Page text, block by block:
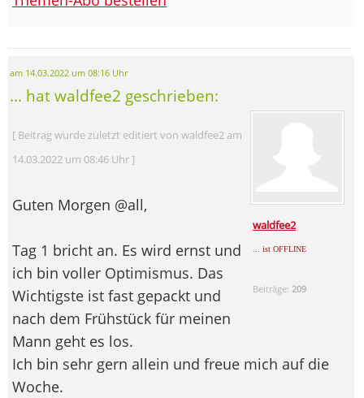
am 14.03.2022 um 08:16 Uhr
... hat waldfee2 geschrieben:
waldfee2
... ist OFFLINE
Beiträge: 209
[ Beitrag wurde zuletzt editiert von waldfee2 am
14.03.2022 um 08:46 Uhr ]
Guten Morgen @all,
Tag 1 bricht an. Es wird ernst und
ich bin voller Optimismus. Das
Wichtigste ist fast gepackt und
nach dem Frühstück für meinen
Mann geht es los.
Ich bin sehr gern allein und freue mich auf die
Woche.